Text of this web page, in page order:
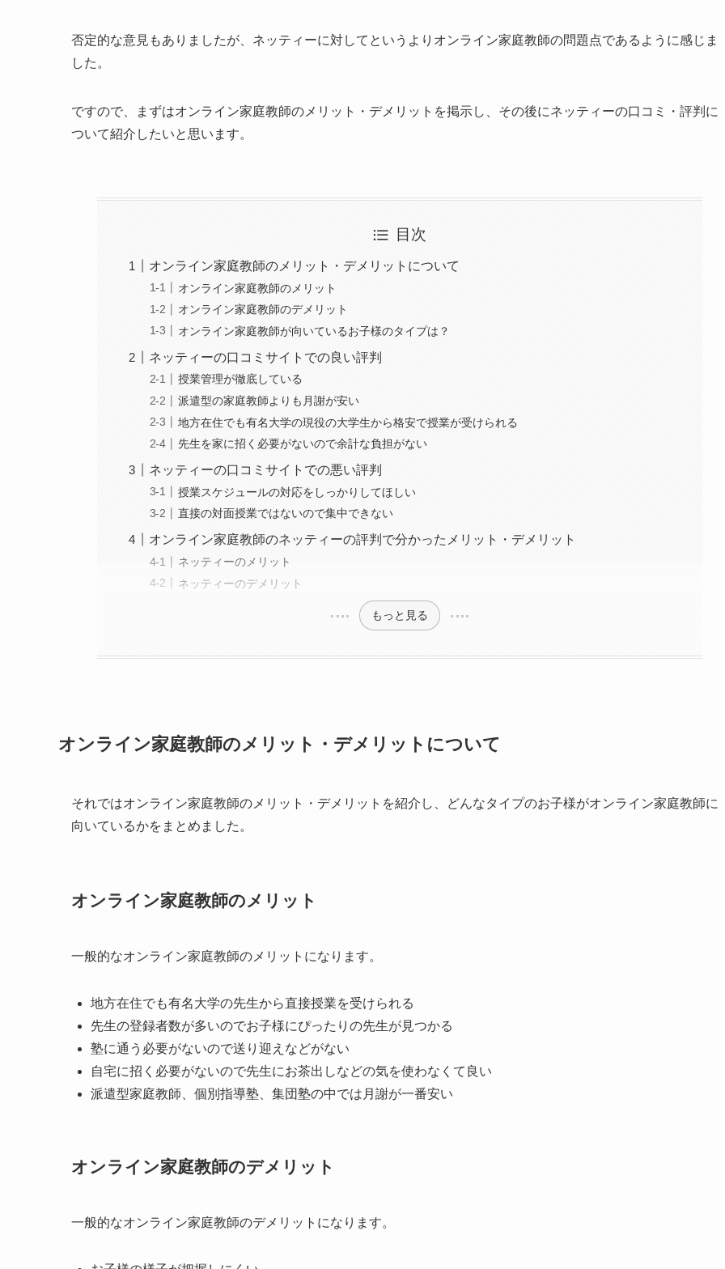
否定的な意見もありましたが、ネッティーに対してというよりオンライン家庭教師の問題点であるように感じま
した。
ですので、まずはオンライン家庭教師のメリット・デメリットを掲示し、その後にネッティーの口コミ・評判に
ついて紹介したいと思います。
目次
オンライン家庭教師のメリット・デメリットについて
オンライン家庭教師のメリット
オンライン家庭教師のデメリット
オンライン家庭教師が向いているお子様のタイプは？
ネッティーの口コミサイトでの良い評判
授業管理が徹底している
派遣型の家庭教師よりも月謝が安い
地方在住でも有名大学の現役の大学生から格安で授業が受けられる
先生を家に招く必要がないので余計な負担がない
ネッティーの口コミサイトでの悪い評判
授業スケジュールの対応をしっかりしてほしい
直接の対面授業ではないので集中できない
オンライン家庭教師のネッティーの評判で分かったメリット・デメリット
ネッティーのメリット
ネッティーのデメリット
もっと見る
オンライン家庭教師のメリット・デメリットについて
それではオンライン家庭教師のメリット・デメリットを紹介し、どんなタイプのお子様がオンライン家庭教師に
向いているかをまとめました。
オンライン家庭教師のメリット
一般的なオンライン家庭教師のメリットになります。
地方在住でも有名大学の先生から直接授業を受けられる
先生の登録者数が多いのでお子様にぴったりの先生が見つかる
塾に通う必要がないので送り迎えなどがない
自宅に招く必要がないので先生にお茶出しなどの気を使わなくて良い
派遣型家庭教師、個別指導塾、集団塾の中では月謝が一番安い
オンライン家庭教師のデメリット
一般的なオンライン家庭教師のデメリットになります。